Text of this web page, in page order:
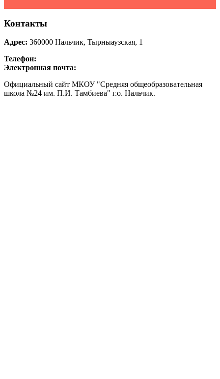
Контакты
Адрес: 360000 Нальчик, Тырныаузская, 1
Телефон:
Электронная почта:
Официальный сайт МКОУ "Средняя общеобразовательная
школа №24 им. П.И. Тамбиева" г.о. Нальчик.